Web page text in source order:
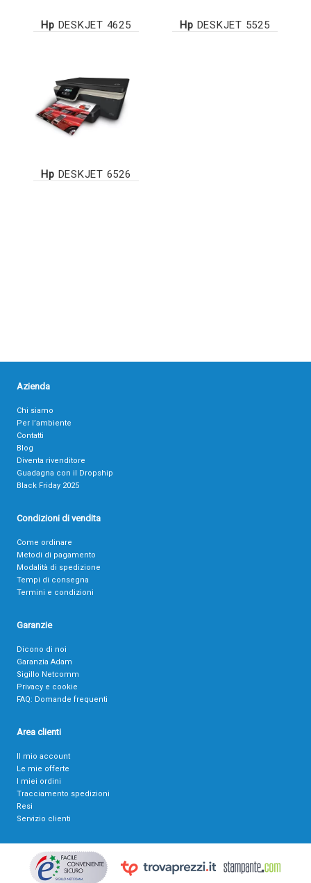
Hp DESKJET 4625 Hp DESKJET 5525
Hp DESKJET 6526
Azienda
Chi siamo
Per l’ambiente
Contatti
Blog
Diventa rivenditore
Guadagna con il Dropship
Black Friday 2025
Condizioni di vendita
Come ordinare
Metodi di pagamento
Modalità di spedizione
Tempi di consegna
Termini e condizioni
Garanzie
Dicono di noi
Garanzia Adam
Sigillo Netcomm
Privacy e cookie
FAQ: Domande frequenti
Area clienti
Il mio account
Le mie offerte
I miei ordini
Tracciamento spedizioni
Resi
Servizio clienti